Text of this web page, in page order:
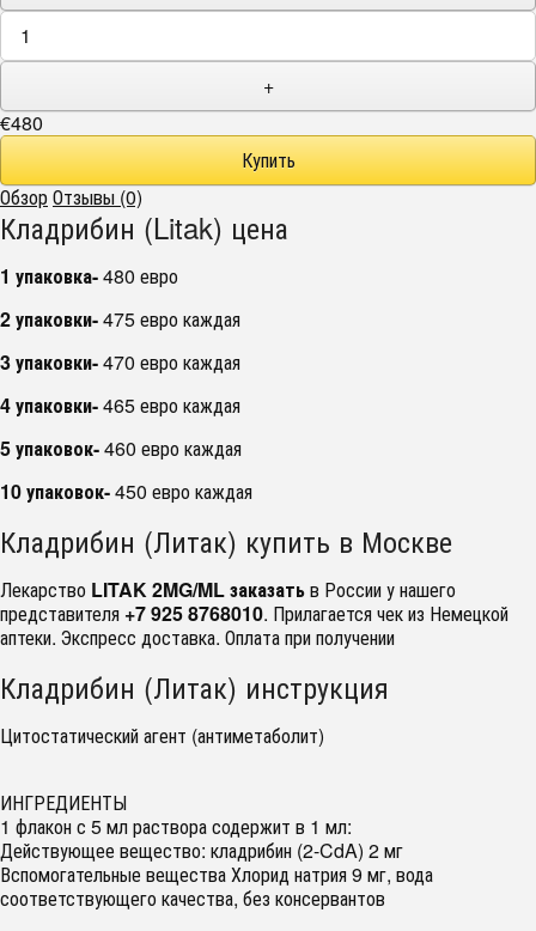
+
€480
ОбзорОтзывы (0)
Кладрибин (Litak) цена
1 упаковка-480 евро
2 упаковки-475 евро каждая
3 упаковки-470 евро каждая
4 упаковки-465 евро каждая
5 упаковок-460 евро каждая
10 упаковок-450 евро каждая
Кладрибин (Литак) купить в Москве
Лекарство LITAK 2MG/ML заказатьв России у нашего
представителя +7 925 8768010. Прилагается чек из Немецкой
аптеки. Экспресс доставка. Оплата при получении
Кладрибин (Литак) инструкция
Цитостатический агент (антиметаболит)
ИНГРЕДИЕНТЫ
1 флакон с 5 мл раствора содержит в 1 мл:
Действующее вещество: кладрибин (2-CdA) 2 мг
Вспомогательные вещества Хлорид натрия 9 мг, вода
соответствующего качества, без консервантов